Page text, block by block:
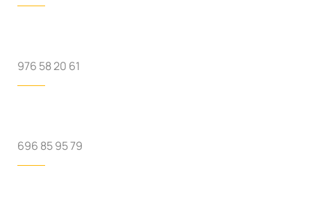
976 58 20 61
696 85 95 79